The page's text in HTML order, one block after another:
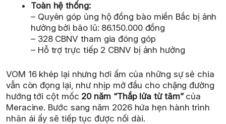
Toàn hệ thống:
– Quyên góp ủng hộ đồng bào miền Bắc bị ảnh
hưởng bởi bão lũ: 86.150.000 đồng
– 328 CBNV tham gia đóng góp
– Hỗ trợ trực tiếp 2 CBNV bị ảnh hưởng
VOM 16 khép lại nhưng hơi ấm của những sự sẻ chia
vẫn còn đọng lại, như nhịp mở đầu cho chặng đường
hướng tới cột mốc 20 năm “Thắp lửa từ tâm”của
Meracine. Bước sang năm 2026 hứa hẹn hành trình
nhân ái ấy sẽ tiếp tục được nối dài.